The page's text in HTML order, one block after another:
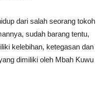
dari salah seorang tokoh
sudah barang tentu,
kelebihan, ketegasan dan
dimiliki oleh Mbah Kuwu